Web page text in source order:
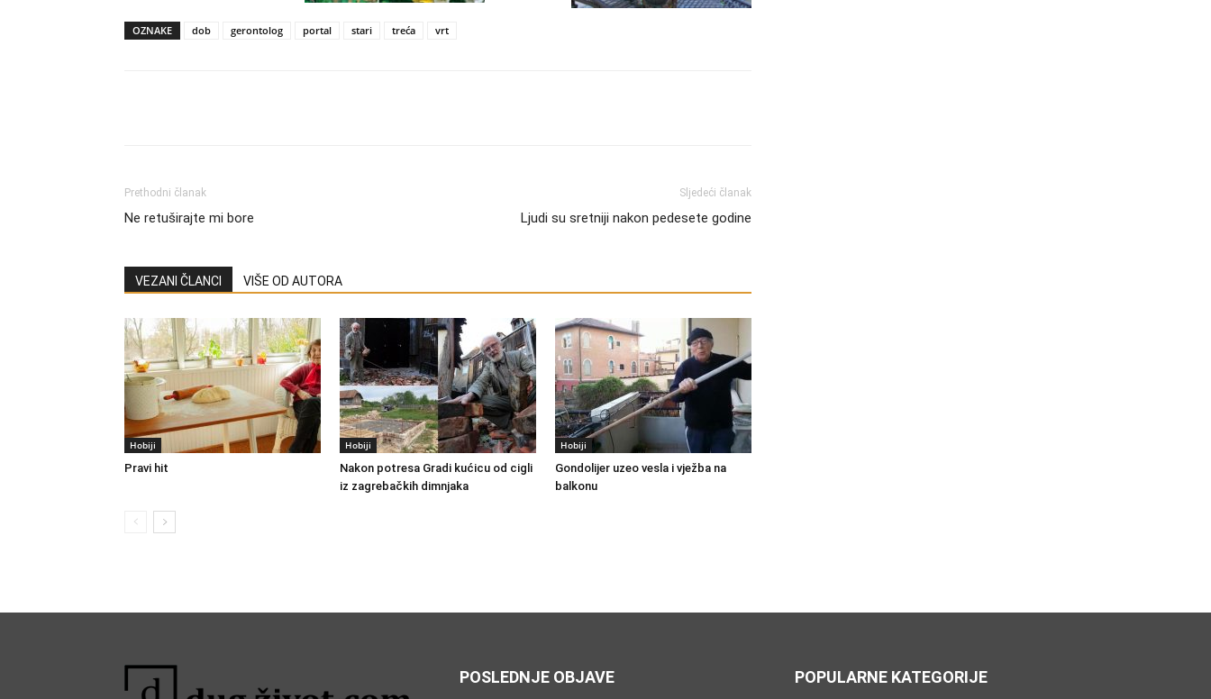
OZNAKE dob gerontolog portal stari treća vrt
Prethodni članak
Ne retuširajte mi bore
Sljedeći članak
Ljudi su sretniji nakon pedesete godine
VEZANI ČLANCI VIŠE OD AUTORA
Hobiji
Pravi hit
Hobiji
Nakon potresa Gradi kućicu od cigli
iz zagrebačkih dimnjaka
Hobiji
Gondolijer uzeo vesla i vježba na
balkonu
POSLEDNJE OBJAVE POPULARNE KATEGORIJE